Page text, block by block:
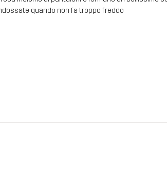
quando non fa troppo freddo